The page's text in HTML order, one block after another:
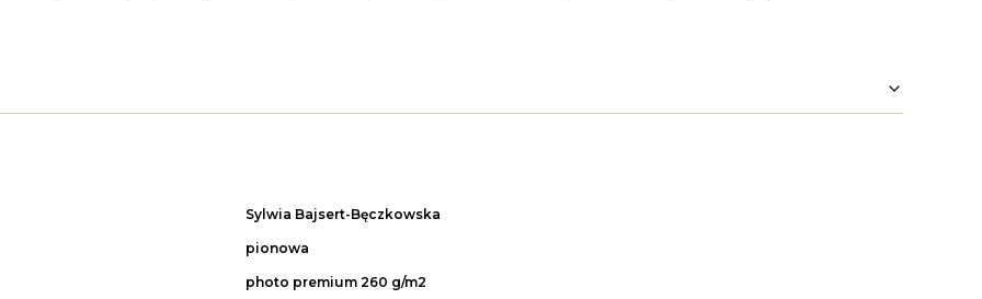
Sylwia Bajsert-Bęczkowska
pionowa
photo premium 260 g/m2